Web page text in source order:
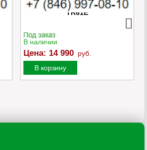
Электротриммер Oleo-Mac
TR61E
В наличии
Цена: 14 990 руб.
В корзину